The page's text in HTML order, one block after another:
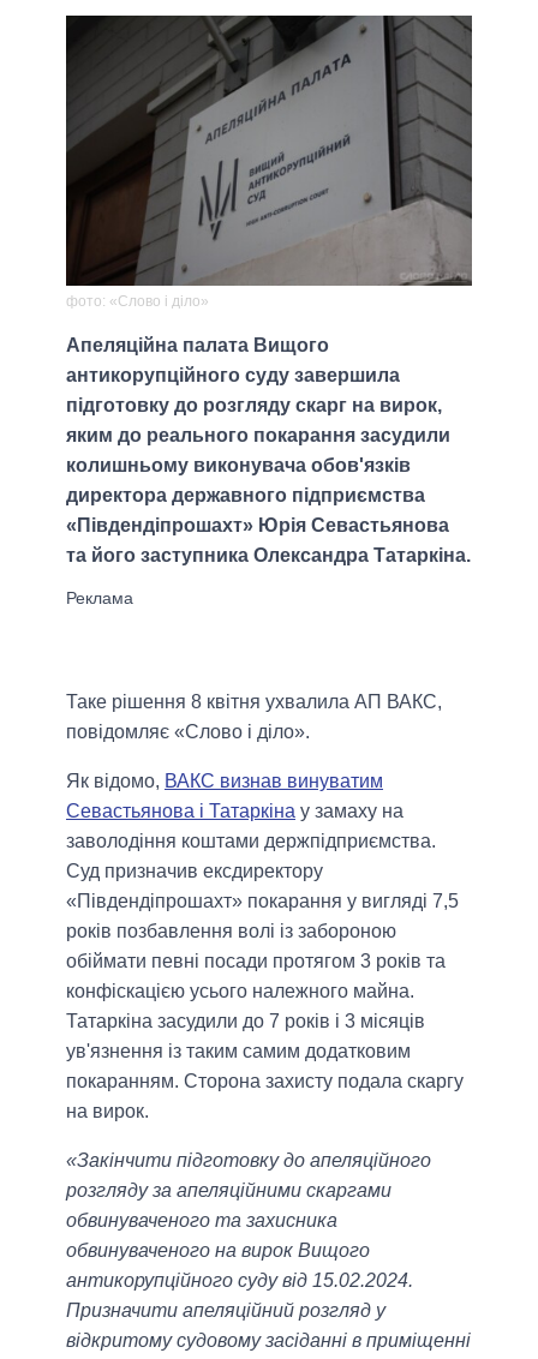
фото: «Слово і діло»
Апеляційна палата Вищого
антикорупційного суду завершила
підготовку до розгляду скарг на вирок,
яким до реального покарання засудили
колишньому виконувача обов'язків
директора державного підприємства
«Південдіпрошахт» Юрія Севастьянова
та його заступника Олександра Татаркіна.
Таке рішення 8 квітня ухвалила АП ВАКС,
повідомляє «Слово і діло».
Як відомо, ВАКС визнав винуватим
Севастьянова і Татаркіна у замаху на
заволодіння коштами держпідприємства.
Суд призначив ексдиректору
«Південдіпрошахт» покарання у вигляді 7,5
років позбавлення волі із забороною
обіймати певні посади протягом 3 років та
конфіскацією усього належного майна.
Татаркіна засудили до 7 років і 3 місяців
ув'язнення із таким самим додатковим
покаранням. Сторона захисту подала скаргу
на вирок.
«Закінчити підготовку до апеляційного
розгляду за апеляційними скаргами
обвинуваченого та захисника
обвинуваченого на вирок Вищого
антикорупційного суду від 15.02.2024.
Призначити апеляційний розгляд у
відкритому судовому засіданні в приміщенні